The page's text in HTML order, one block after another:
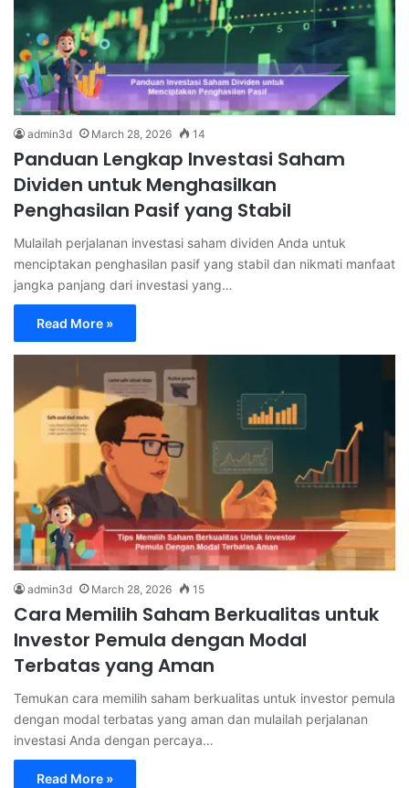
admin3d March 28, 2026 14
Panduan Lengkap Investasi Saham
Dividen untuk Menghasilkan
Penghasilan Pasif yang Stabil
Mulailah perjalanan investasi saham dividen Anda untuk
menciptakan penghasilan pasif yang stabil dan nikmati manfaat
jangka panjang dari investasi yang…
Read More »
admin3d March 28, 2026 15
Cara Memilih Saham Berkualitas untuk
Investor Pemula dengan Modal
Terbatas yang Aman
Temukan cara memilih saham berkualitas untuk investor pemula
dengan modal terbatas yang aman dan mulailah perjalanan
investasi Anda dengan percaya…
Read More »